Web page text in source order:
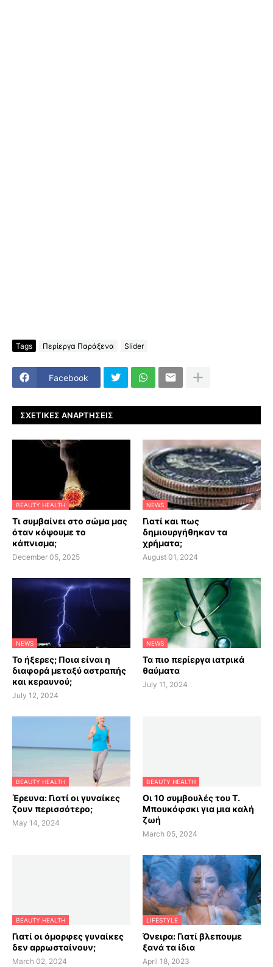
Tags Περίεργα Παράξενα Slider
Facebook
ΣΧΕΤΙΚΈΣ ΑΝΑΡΤΉΣΕΙΣ
BEAUTY HEALTH
Τι συμβαίνει στο σώμα μας
όταν κόψουμε το
κάπνισμα;
December 05, 2025
NEWS
Γιατί και πως
δημιουργήθηκαν τα
χρήματα;
August 01, 2024
NEWS
Το ήξερες; Ποια είναι η
διαφορά μεταξύ αστραπής
και κεραυνού;
July 12, 2024
NEWS
Τα πιο περίεργα ιατρικά
θαύματα
July 11, 2024
BEAUTY HEALTH
Έρευνα: Γιατί οι γυναίκες
ζουν περισσότερο;
May 14, 2024
BEAUTY HEALTH
Οι 10 συμβουλές του Τ.
Μπουκόφσκι για μια καλή
ζωή
March 05, 2024
BEAUTY HEALTH
Γιατί οι όμορφες γυναίκες
δεν αρρωσταίνουν;
March 02, 2024
LIFESTYLE
Όνειρα: Γιατί βλεπουμε
ξανά τα ίδια
April 18, 2023